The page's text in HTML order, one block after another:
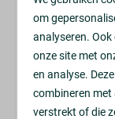
om
analyseren.
onze site met
en analyse.
combineren met
verstrekt of die